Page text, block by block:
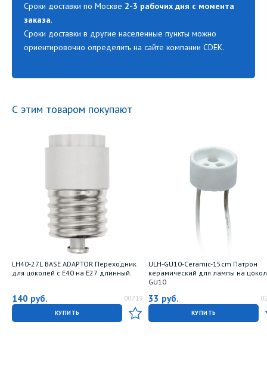
Сроки доставки по Москве 2-3 рабочих дня с момента
заказа.
Сроки доставки в другие населенные пункты можно
ориентировочно определить на сайте компании CDEK.
С этим товаром покупают
LH40-27L BASE ADAPTOR Переходник
для цоколей с E40 на E27 длинный.
140 руб. 00719
КУПИТЬ
ULH-GU10-Ceramic-15cm Патрон
керамический для лампы на
GU10
33 руб.
КУПИТЬ